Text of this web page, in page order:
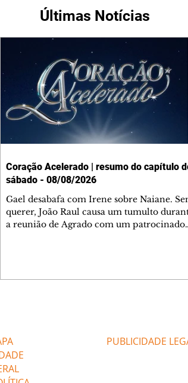
Últimas Notícias
Coração Acelerado | resumo do capítulo de
sábado - 08/08/2026
Gael desabafa com Irene sobre Naiane. Sem
querer, João Raul causa um tumulto durante
a reunião de Agrado com um patrocinador.
termina o relacionamento dos dois.
PUBLICIDADE